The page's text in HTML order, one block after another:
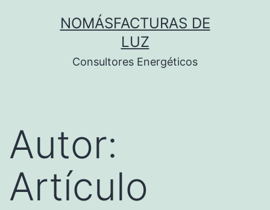
NOMÁSFACTURAS DE
LUZ
Consultores Energéticos
Autor:
Artículo